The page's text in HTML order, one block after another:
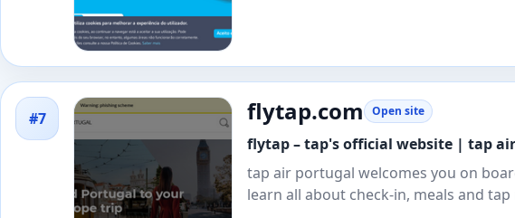
#7 flytap.com Open site
flytap – tap's official website | tap
tap air portugal welcomes you on
learn all about check-in, meals and